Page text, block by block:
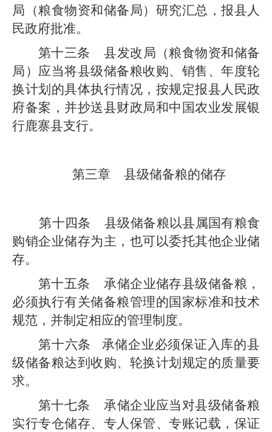
局 （粮食物资和储备局） 研究汇总 ， 报县人
民政府批准。
第十三条 县发改局 （粮食物资和储备
局） 应当将县级储备粮收购、销售、年度轮
换计划的具体执行情况，按规定报县人民政
府备案，并抄送县财政局和中国农业发展银
行鹿寨县支行。
第三章 县级储备粮的储存
第十四条 县级储备粮以县属国有粮食
购销企业储存为主，也可以委托其他企业储
存。
第十五条
承储企业储存县级储备粮，
必须执行有关储备粮管理的国家标准和技术
规范，并制定相应的管理制度。
第十六条
承储企业必须保证入库的县
级储备粮达到收购、轮换计划规定的质量要
求。
第十七条
承储企业应当对县级储备粮
实行专仓储存、专人保管、专账记载，保证